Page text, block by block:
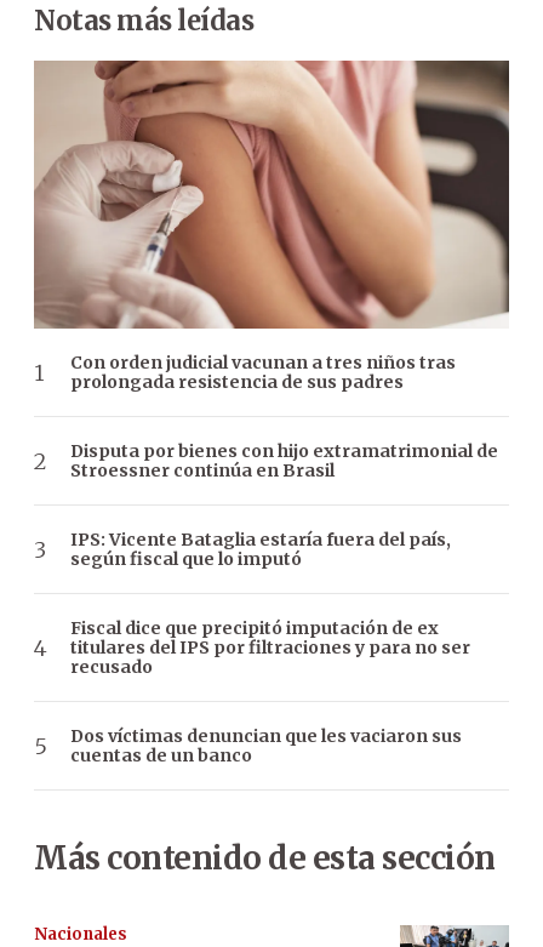
Notas más leídas
Con orden judicial vacunan a tres niños tras
prolongada resistencia de sus padres
Disputa por bienes con hijo extramatrimonial de
Stroessner continúa en Brasil
IPS: Vicente Bataglia estaría fuera del país,
según fiscal que lo imputó
Fiscal dice que precipitó imputación de ex
titulares del IPS por filtraciones y para no ser
recusado
Dos víctimas denuncian que les vaciaron sus
cuentas de un banco
Más contenido de esta sección
Nacionales